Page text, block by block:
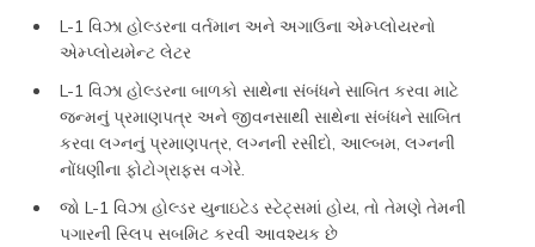
L-1 વિઝા હોલ્ડરના વર્તમાન અને અગાઉના એમ્પ્લોયરનો
એમ્પ્લોયમેન્ટ લેટર
L-1 વિઝા હોલ્ડરના બાળકો સાથેના સંબંધને સાબિત કરવા માટે
જન્મનું પ્રમાણપત્ર અને જીવનસાથી સાથેના સંબંધને સાબિત
કરવા લગ્નનું પ્રમાણપત્ર, લગ્નની રસીદો, આલ્બમ, લગ્નની
નોંધણીના ફોટોગ્રાફ્સ વગેરે.
જો L-1 વિઝા હોલ્ડર યુનાઇટેડ સ્ટેટ્સમાં હોય, તો તેમણે તેમની
પગારની સ્લિપ સબમિટ કરવી આવશ્યક છે